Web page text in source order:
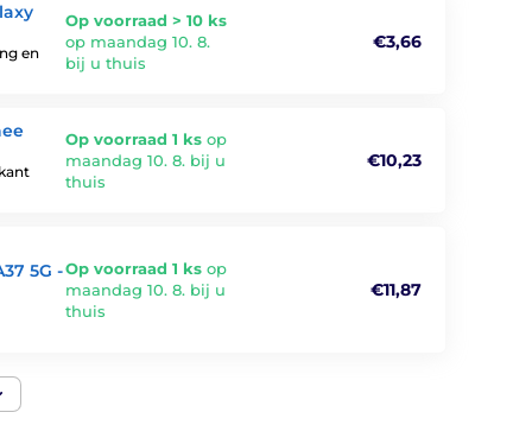
en
Op voorraad > 10 ks
op maandag 10. 8.
bij u thuis
€3,66
Op voorraad 1 ks op
maandag 10. 8. bij u
thuis
€10,23
5G -Op voorraad 1 ks op
maandag 10. 8. bij u
thuis
€11,87